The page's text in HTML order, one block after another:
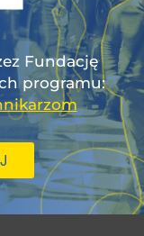
Fundację
programu: